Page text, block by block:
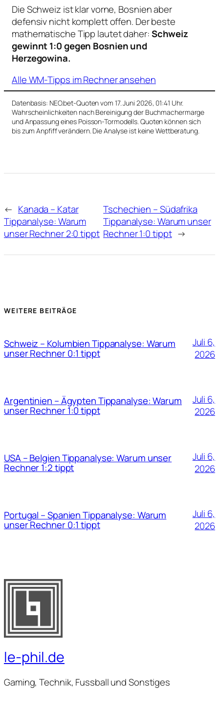
Die Schweiz ist klar vorne, Bosnien aber
defensiv nicht komplett offen. Der beste
mathematische Tipp lautet daher:Schweiz
gewinnt 1:0 gegen Bosnien und
Herzegowina.
Alle WM-Tipps im Rechner ansehen
Datenbasis: NEO.bet-Quoten vom 17. Juni 2026, 01:41 Uhr.
Wahrscheinlichkeiten nach Bereinigung der Buchmachermarge
und Anpassung eines Poisson-Tormodells. Quoten können sich
bis zum Anpfiff verändern. Die Analyse ist keine Wettberatung.
← Kanada – Katar
Tippanalyse: Warum
unser Rechner 2:0 tippt
Tschechien – Südafrika
Tippanalyse: Warum unser
Rechner 1:0 tippt →
WEITERE BEITRÄGE
Schweiz – Kolumbien Tippanalyse: Warum
unser Rechner 0:1 tippt
Juli 6,
2026
Argentinien – Ägypten Tippanalyse: Warum
unser Rechner 1:0 tippt
Juli 6,
2026
USA – Belgien Tippanalyse: Warum unser
Rechner 1:2 tippt
Juli 6,
2026
Portugal – Spanien Tippanalyse: Warum
unser Rechner 0:1 tippt
Juli 6,
2026
le-phil.de
Gaming, Technik, Fussball und Sonstiges